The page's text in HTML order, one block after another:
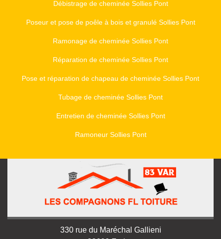
Débistrage de cheminée Sollies Pont
Poseur et pose de poêle à bois et granulé Sollies Pont
Ramonage de cheminée Sollies Pont
Réparation de cheminée Sollies Pont
Pose et réparation de chapeau de cheminée Sollies Pont
Tubage de cheminée Sollies Pont
Entretien de cheminée Sollies Pont
Ramoneur Sollies Pont
330 rue du Maréchal Gallieni